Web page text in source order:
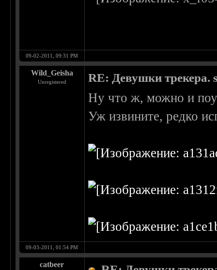
09-02-2011, 09:31 PM
Wild_Geisha
Unregistered RE: Девушки трекера.
Ну что ж, можно и
Уж извините, редко
09-03-2011, 01:54 PM
catbeer